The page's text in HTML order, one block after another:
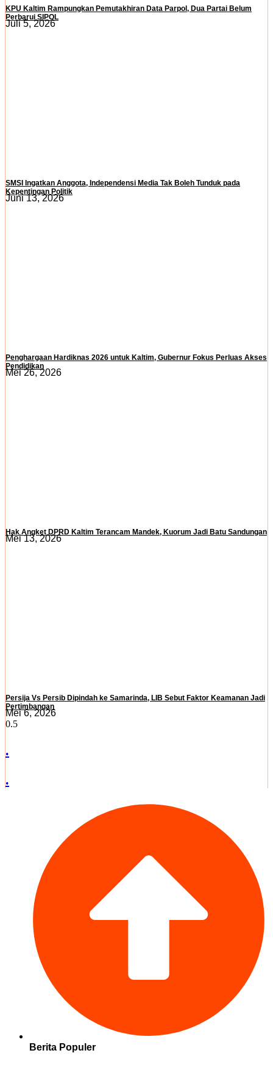
KPU Kaltim Rampungkan Pemutakhiran Data Parpol, Dua Partai Belum
Perbarui SIPOL
Juli 5, 2026
SMSI Ingatkan Anggota, Independensi Media Tak Boleh Tunduk pada
Kepentingan Politik
Juni 13, 2026
Penghargaan Hardiknas 2026 untuk Kaltim, Gubernur Fokus Perluas Akses
Pendidikan
Mei 26, 2026
Hak Angket DPRD Kaltim Terancam Mandek, Kuorum Jadi Batu Sandungan
Mei 13, 2026
Persija Vs Persib Dipindah ke Samarinda, LIB Sebut Faktor Keamanan Jadi
Pertimbangan
Mei 6, 2026
.
.
Berita Populer